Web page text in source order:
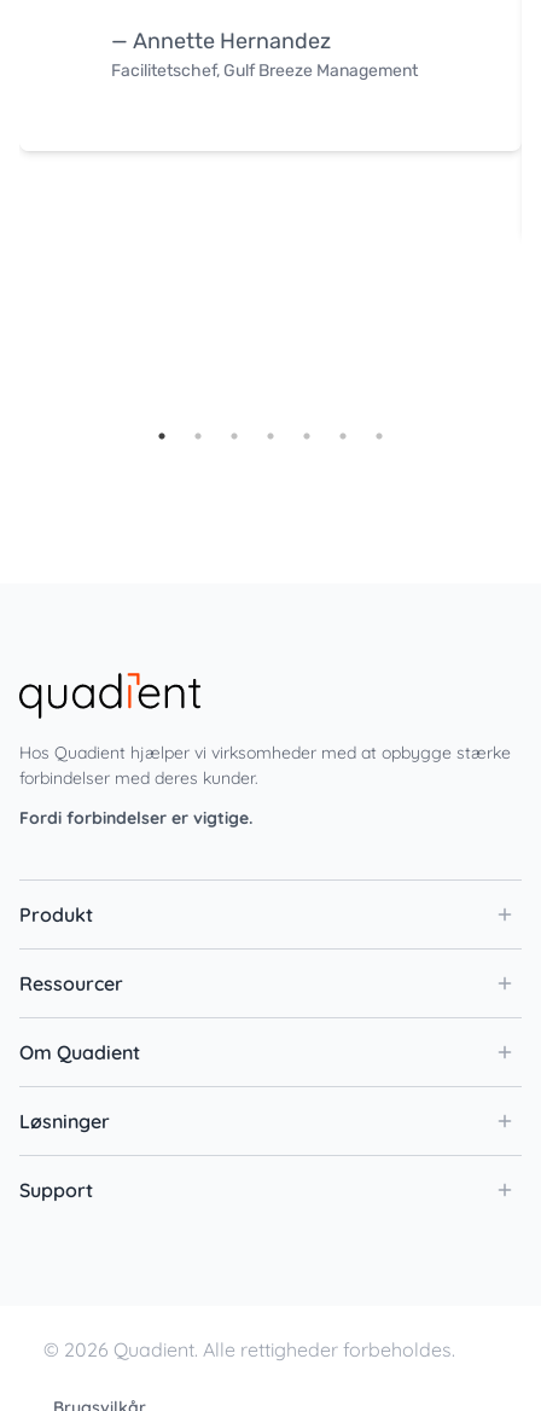
— Annette Hernandez
Facilitetschef, Gulf Breeze Management
Hos Quadient hjælper vi virksomheder med at opbygge stærke
forbindelser med deres kunder.
Fordi forbindelser er vigtige.
Produkt
Ressourcer
Om Quadient
Løsninger
Support
© 2026 Quadient. Alle rettigheder forbeholdes.